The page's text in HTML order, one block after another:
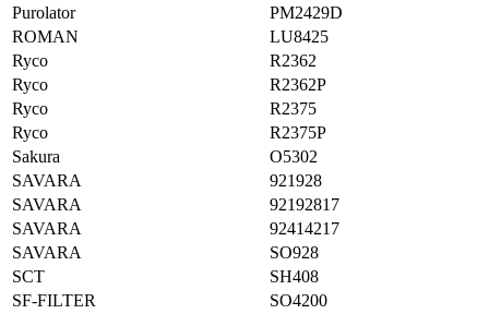
Purolator
PM2429D
ROMAN
LU8425
Ryco
R2362
Ryco
R2362P
Ryco
R2375
Ryco
R2375P
Sakura
O5302
SAVARA
921928
SAVARA
92192817
SAVARA
92414217
SAVARA
SO928
SCT
SH408
SF-FILTER
SO4200